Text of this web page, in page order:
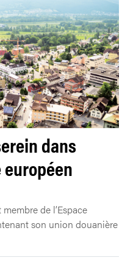
dans
européen
de l’Espace
son union douanière